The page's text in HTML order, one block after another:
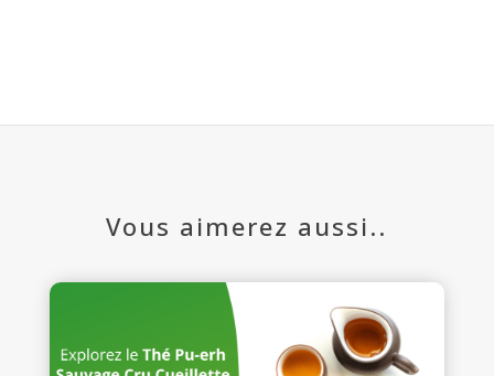
Vous aimerez aussi..